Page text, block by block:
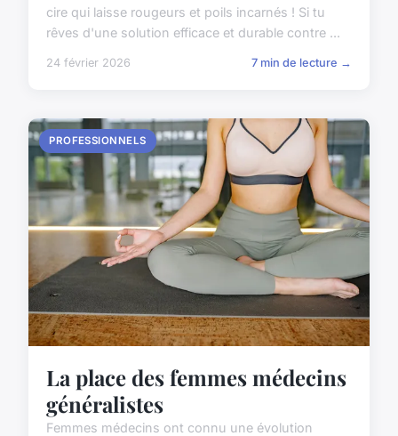
cire qui laisse rougeurs et poils incarnés ! Si tu
rêves d'une solution efficace et durable contre ...
24 février 2026 7 min de lecture →
PROFESSIONNELS
La place des femmes médecins
généralistes
Femmes médecins ont connu une évolution